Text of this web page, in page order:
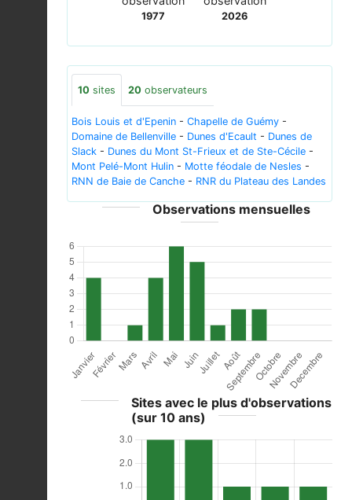
1977 2026
10 sites 20 observateurs
Bois Louis et d'Epenin - Chapelle de Guémy -
Domaine de Bellenville - Dunes d'Ecault - Dunes de
Slack - Dunes du Mont St-Frieux et de Ste-Cécile -
Mont Pelé-Mont Hulin - Motte féodale de Nesles -
RNN de Baie de Canche - RNR du Plateau des Landes
Observations mensuelles
Sites avec le plus d'observations
(sur 10 ans)